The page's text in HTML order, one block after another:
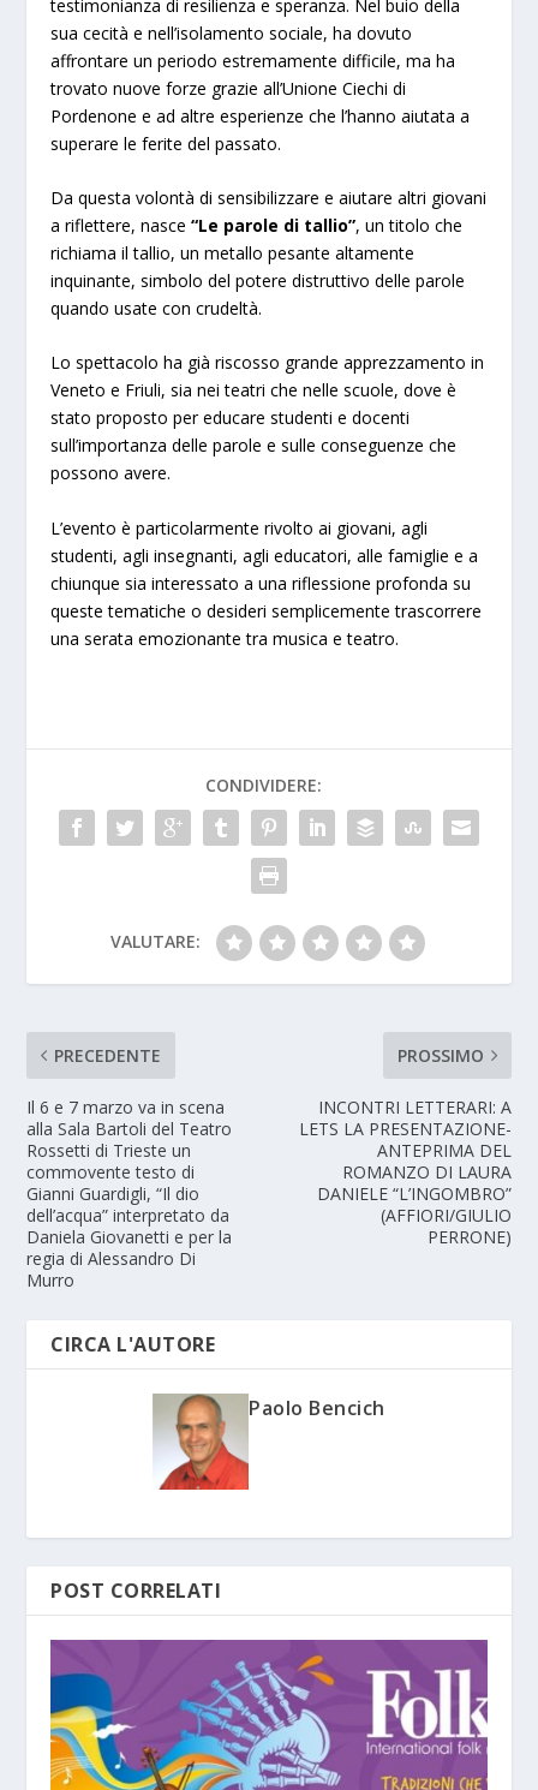
testimonianza di resilienza e speranza. Nel buio della
sua cecità e nell’isolamento sociale, ha dovuto
affrontare un periodo estremamente difficile, ma ha
trovato nuove forze grazie all’Unione Ciechi di
Pordenone e ad altre esperienze che l’hanno aiutata a
superare le ferite del passato.
Da questa volontà di sensibilizzare e aiutare altri giovani
a riflettere, nasce“Le parole di tallio”, un titolo che
richiama il tallio, un metallo pesante altamente
inquinante, simbolo del potere distruttivo delle parole
quando usate con crudeltà.
Lo spettacolo ha già riscosso grande apprezzamento in
Veneto e Friuli, sia nei teatri che nelle scuole, dove è
stato proposto per educare studenti e docenti
sull’importanza delle parole e sulle conseguenze che
possono avere.
L’evento è particolarmente rivolto ai giovani, agli
studenti, agli insegnanti, agli educatori, alle famiglie e a
chiunque sia interessato a una riflessione profonda su
queste tematiche o desideri semplicemente trascorrere
una serata emozionante tra musica e teatro.
CONDIVIDERE:
VALUTARE:
PRECEDENTE
Il 6 e 7 marzo va in scena
alla Sala Bartoli del Teatro
Rossetti di Trieste un
commovente testo di
Gianni Guardigli, “Il dio
dell’acqua” interpretato da
Daniela Giovanetti e per la
regia di Alessandro Di
Murro
PROSSIMO
INCONTRI LETTERARI: A
LETS LA PRESENTAZIONE-
ANTEPRIMA DEL
ROMANZO DI LAURA
DANIELE “L’INGOMBRO”
(AFFIORI/GIULIO
PERRONE)
CIRCA L'AUTORE
Paolo Bencich
POST CORRELATI